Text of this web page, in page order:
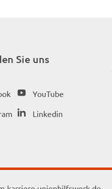
Sie uns
YouTube
Linkedin